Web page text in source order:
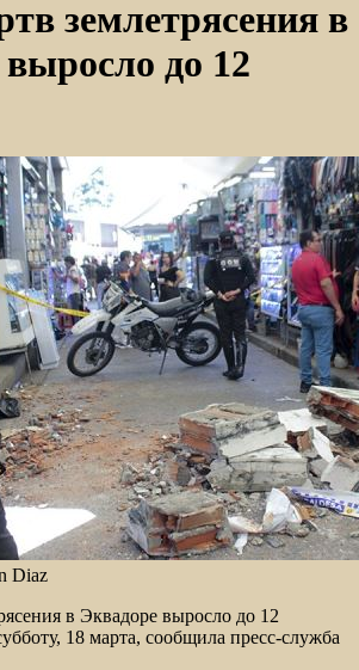
землетрясения в
до 12
Diaz
в Эквадоре выросло до 12
18 марта, сообщила пресс-служба